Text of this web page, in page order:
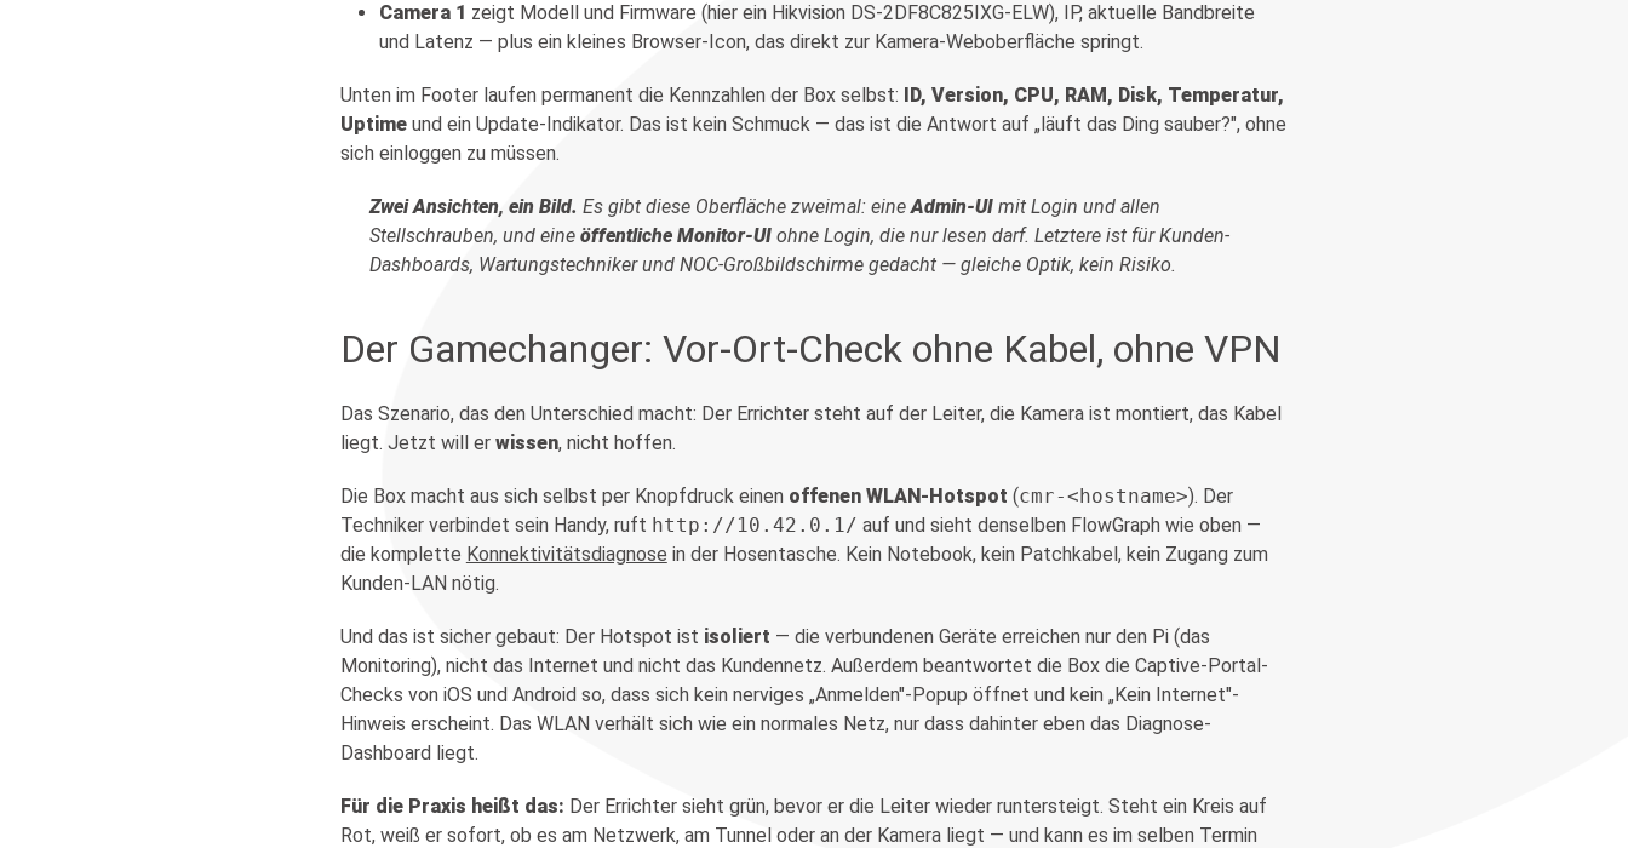
Camera 1 zeigt Modell und Firmware (hier ein Hikvision DS-2DF8C825IXG-ELW), IP, aktuelle Bandbreite
und Latenz — plus ein kleines Browser-Icon, das direkt zur Kamera-Weboberfläche springt.
Unten im Footer laufen permanent die Kennzahlen der Box selbst: ID, Version, CPU, RAM, Disk, Temperatur,
Uptimeund ein Update-Indikator. Das ist kein Schmuck — das ist die Antwort auf „läuft das Ding sauber?", ohne
sich einloggen zu müssen.
Zwei Ansichten, ein Bild. Es gibt diese Oberfläche zweimal: eineAdmin-UImit Login und allen
Stellschrauben, und eine öffentliche Monitor-UIohne Login, die nur lesen darf. Letztere ist für Kunden-
Dashboards, Wartungstechniker und NOC-Großbildschirme gedacht — gleiche Optik, kein Risiko.
Der Gamechanger: Vor-Ort-Check ohne Kabel, ohne VPN
Das Szenario, das den Unterschied macht: Der Errichter steht auf der Leiter, die Kamera ist montiert, das Kabel
liegt. Jetzt will er wissen, nicht hoffen.
Die Box macht aus sich selbst per Knopfdruck einen offenen WLAN-Hotspot (cmr-<hostname>). Der
Techniker verbindet sein Handy, ruft http://10.42.0.1/ auf und sieht denselben FlowGraph wie oben —
die komplette Konnektivitätsdiagnose in der Hosentasche. Kein Notebook, kein Patchkabel, kein Zugang zum
Kunden-LAN nötig.
Und das ist sicher gebaut: Der Hotspot ist isoliert — die verbundenen Geräte erreichen nur den Pi (das
Monitoring), nicht das Internet und nicht das Kundennetz. Außerdem beantwortet die Box die Captive-Portal-
Checks von iOS und Android so, dass sich kein nerviges „Anmelden"-Popup öffnet und kein „Kein Internet"-
Hinweis erscheint. Das WLAN verhält sich wie ein normales Netz, nur dass dahinter eben das Diagnose-
Dashboard liegt.
Für die Praxis heißt das: Der Errichter sieht grün, bevor er die Leiter wieder runtersteigt. Steht ein Kreis auf
Rot, weiß er sofort, ob es am Netzwerk, am Tunnel oder an der Kamera liegt — und kann es im selben Termin